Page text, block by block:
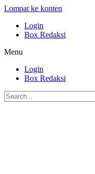
Lompat ke konten
Login
Box Redaksi
Menu
Login
Box Redaksi